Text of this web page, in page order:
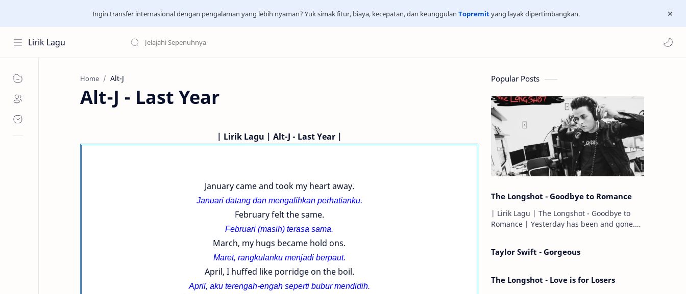
Ingin transfer internasional dengan pengalaman yang lebih nyaman? Yuk simak fitur, biaya, kecepatan, dan keunggulan Topremityang layak dipertimbangkan.
Lirik Lagu
Home Alt-J
Alt-J - Last Year
| Lirik Lagu | Alt-J - Last Year |
January came and took my heart away.
Januari datang dan mengalihkan perhatianku.
February felt the same.
Februari (masih) terasa sama.
March, my hugs became hold ons.
Maret, rangkulanku menjadi berpaut.
April, I huffed like porridge on the boil.
April, aku terengah-engah seperti bubur mendidih.
Popular Posts
The Longshot - Goodbye to Romance
| Lirik Lagu | The Longshot - Goodbye to
Romance | Yesterday has been and gone.
Taylor Swift - Gorgeous
The Longshot - Love is for Losers